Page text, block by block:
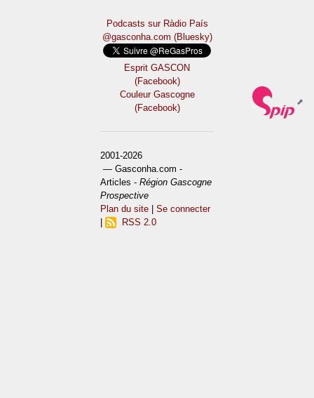
Podcasts sur Ràdio País
@gasconha.com (Bluesky)
Esprit GASCON
(Facebook)
Couleur Gascogne
(Facebook)
2001-2026
— Gasconha.com -
Articles -Région Gascogne
Prospective
Plan du site |Se connecter
RSS 2.0